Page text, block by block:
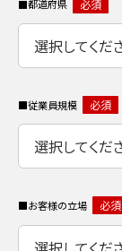
都道府県 必須
従業員規模 必須
お客様の立場 必須